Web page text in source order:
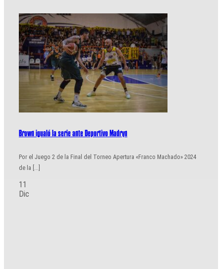
Brown igualó la serie ante Deportivo Madryn
Por el Juego 2 de la Final del Torneo Apertura «Franco Machado» 2024
de la [...]
11
Dic